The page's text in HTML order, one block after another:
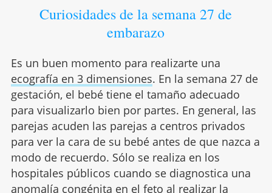
Curiosidades de la semana 27 de
embarazo
Es un buen momento para realizarte una
ecografía en 3 dimensiones. En la semana 27 de
gestación, el bebé tiene el tamaño adecuado
para visualizarlo bien por partes. En general, las
parejas acuden las parejas a centros privados
para ver la cara de su bebé antes de que nazca a
modo de recuerdo. Sólo se realiza en los
hospitales públicos cuando se diagnostica una
anomalía congénita en el feto al realizar la